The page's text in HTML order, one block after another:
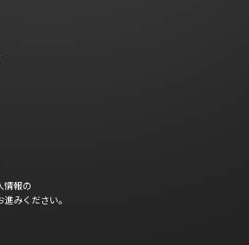
情報の
みください。